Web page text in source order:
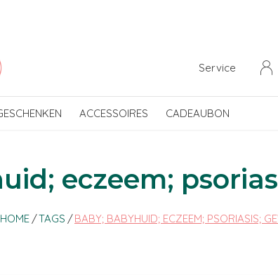
ACCESSOIRES CADEAUBON
Service
eczeem;
HOME TAGS BABY; BABYHUID; ECZEEM; PSORIASIS;